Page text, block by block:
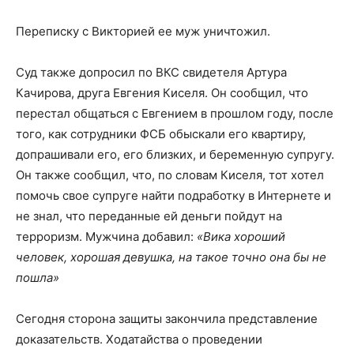
Переписку с Викторией ее муж уничтожил.
Суд также допросил по ВКС свидетеля Артура
Качирова, друга Евгения Киселя. Он сообщил, что
перестал общаться с Евгением в прошлом году, после
того, как сотрудники ФСБ обыскали его квартиру,
допрашивали его, его близких, и беременную супругу.
Он также сообщил, что, по словам Киселя, тот хотел
помочь свое супруге найти подработку в Интернете и
не знал, что переданные ей деньги пойдут на
терроризм. Мужчина добавил: «Вика хороший
человек, хорошая девушка, на такое точно она бы не
пошла»
Сегодня сторона защиты закончила представление
доказательств. Ходатайства о проведении